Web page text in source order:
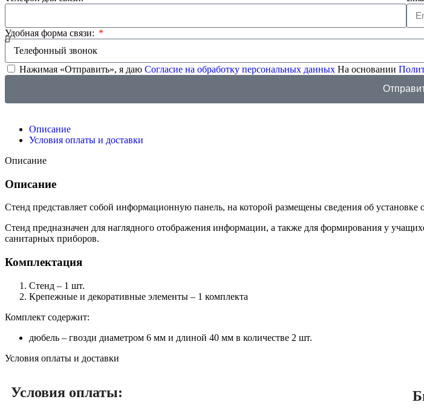
Удобная форма связи:
Нажимая «Отправить», я даю Согласие на обработку персональных данных На основании
Описание
Условия оплаты и доставки
Описание
Описание
Стенд представляет собой информационную панель, на которой размещены сведения об
Стенд предназначен для наглядного отображения информации, а также для формирования у
санитарных приборов.
Комплектация
Стенд – 1 шт.
Крепежные и декоративные элементы – 1 комплекта
Комплект содержит:
дюбель – гвозди диаметром 6 мм и длиной 40 мм в количестве 2 шт.
Условия оплаты и доставки
Условия оплаты: